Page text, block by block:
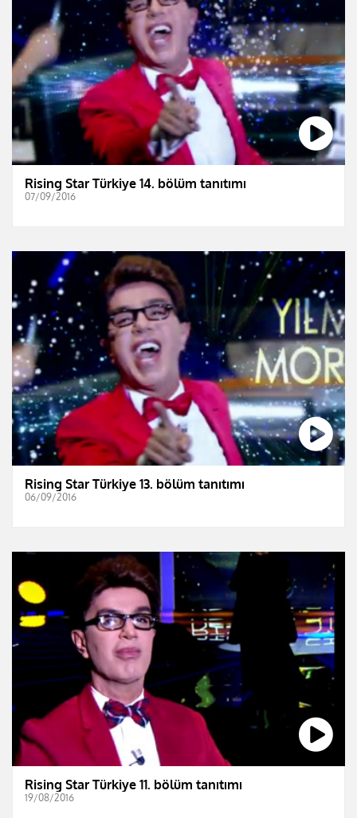
Rising Star Türkiye 14. bölüm tanıtımı
07/09/2016
Rising Star Türkiye 13. bölüm tanıtımı
06/09/2016
Rising Star Türkiye 11. bölüm tanıtımı
19/08/2016